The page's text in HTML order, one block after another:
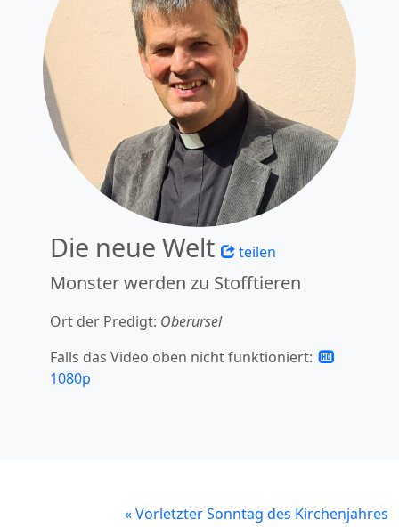
Die neue Welt teilen
Monster werden zu Stofftieren
Ort der Predigt: Oberursel
Falls das Video oben nicht funktioniert:
1080p
«Vorletzter Sonntag des Kirchenjahres